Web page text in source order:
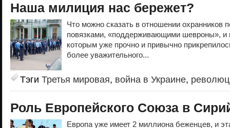
Наша милиция нас бережет?
Что можно сказать в отношении охранников
повязками, «поддерживающими шевроны», и
которым уже прочно и привычно
более уважительного...
Тэги Третья мировая, война в Украине,
Роль Европейского Союза в
Европа уже имеет 2 миллиона беженцев, и